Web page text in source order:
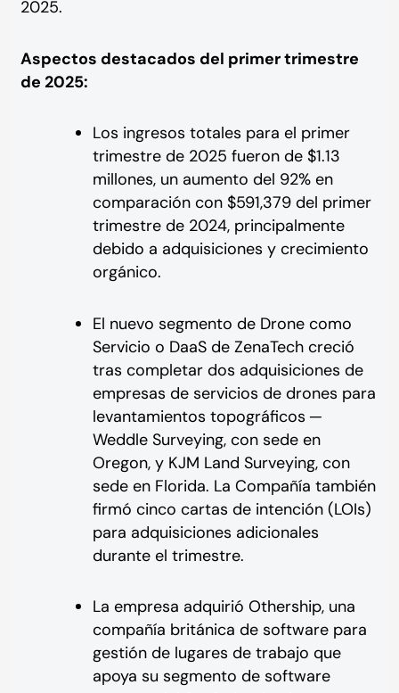
2025.
Aspectos destacados del primer trimestre
de 2025:
Los ingresos totales para el primer
trimestre de 2025 fueron de $1.13
millones, un aumento del 92% en
comparación con $591,379 del primer
trimestre de 2024, principalmente
debido a adquisiciones y crecimiento
orgánico.
El nuevo segmento de Drone como
Servicio o DaaS de ZenaTech creció
tras completar dos adquisiciones de
empresas de servicios de drones para
levantamientos topográficos ─
Weddle Surveying, con sede en
Oregon, y KJM Land Surveying, con
sede en Florida. La Compañía también
firmó cinco cartas de intención (LOIs)
para adquisiciones adicionales
durante el trimestre.
La empresa adquirió Othership, una
compañía británica de software para
gestión de lugares de trabajo que
apoya su segmento de software